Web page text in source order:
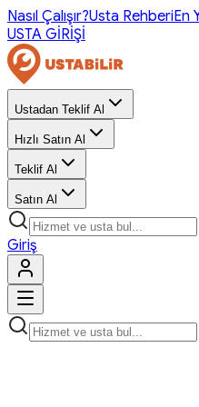
Nasıl Çalışır?Usta RehberiEn
USTA GİRİŞİ
Ustadan Teklif Al
Hızlı Satın Al
Teklif Al
Satın Al
Giriş